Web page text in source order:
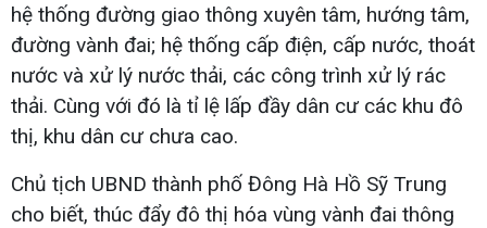
hệ thống đường giao thông xuyên tâm, hướng tâm,
đường vành đai; hệ thống cấp điện, cấp nước, thoát
nước và xử lý nước thải, các công trình xử lý rác
thải. Cùng với đó là tỉ lệ lấp đầy dân cư các khu đô
thị, khu dân cư chưa cao.
Chủ tịch UBND thành phố Đông Hà Hồ Sỹ Trung
cho biết, thúc đẩy đô thị hóa vùng vành đai thông